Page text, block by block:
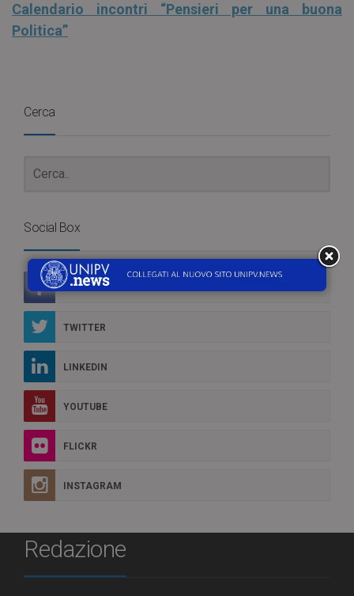
Calendario incontri “Pensieri per una buona
Politica”
Cerca
Social Box
FACEBOOK
TWITTER
LINKEDIN
YOUTUBE
FLICKR
INSTAGRAM
Redazione